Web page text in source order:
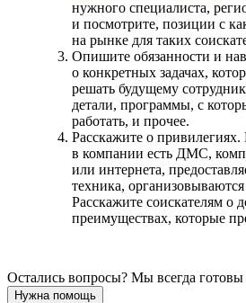
нужного специалиста,
и посмотрите, позиции с
на рынке для таких
Опишите обязанности и
о конкретных задачах,
решать будущему
детали, программы, с
работать, и прочее.
Расскажите о
в компании есть ДМС,
или интернета,
техника,
Расскажите соискателям о
преимуществах, которые
Остались вопросы? Мы всегда
Нужна помощь